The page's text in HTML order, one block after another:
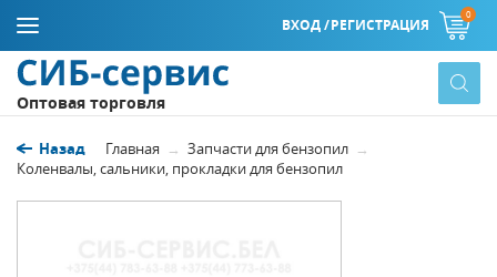
ВХОД /РЕГИСТРАЦИЯ
0
Оптовая торговля
Назад Главная
Запчасти для бензопил
Коленвалы, сальники, прокладки для бензопил